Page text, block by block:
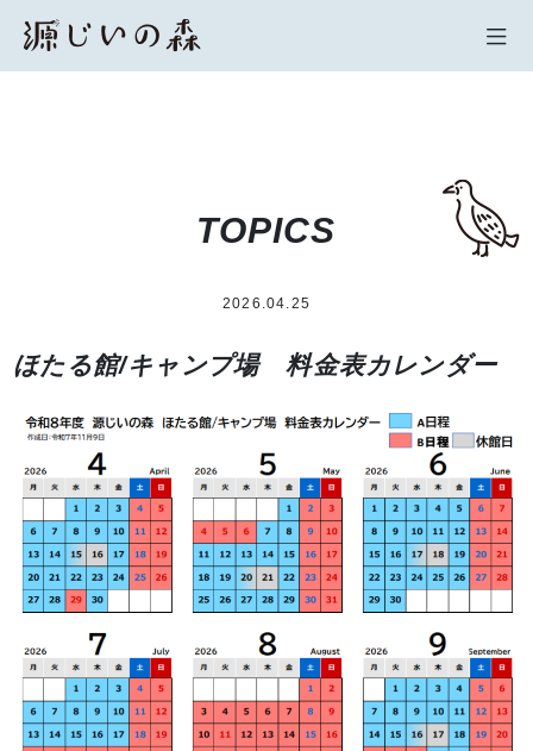
TOPICS
2026.04.25
ほたる館/キャンプ場 料金表カレンダー